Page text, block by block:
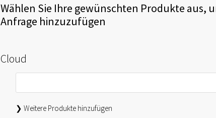
Wählen Sie Ihre gewünschten Produkte aus,
Anfrage hinzuzufügen
Cloud
❯ Weitere Produkte hinzufügen